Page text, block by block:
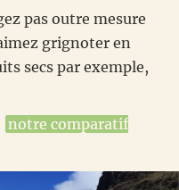
pas outre mesure
grignoter en
secs par exemple,
notre comparatif